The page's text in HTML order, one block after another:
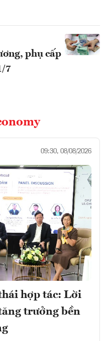
phụ cấp
7
09:30, 08/08/2026
hợp tác: Lời
trưởng bền